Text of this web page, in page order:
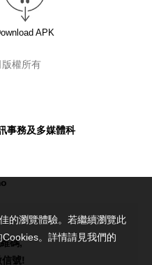
APK
權所有
事務及多媒體科
碼,
號!
的瀏覽體驗。若繼續瀏覽此
。詳情請見我們的